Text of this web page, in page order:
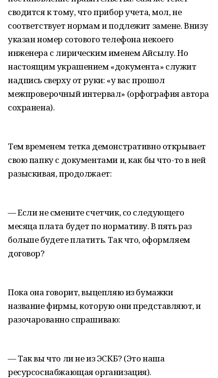
сводится к тому, что прибор учета, мол, не
соответствует нормам и подлежит замене. Внизу
указан номер сотового телефона некоего
инженера с лирическим именем Айсылу. Но
настоящим украшением «документа» служит
надпись сверху от руки: «у вас прошол
межпроверочный интервал» (орфография автора
сохранена).
Тем временем тетка демонстративно открывает
свою папку с документами и, как бы что-то в ней
разыскивая, продолжает:
— Если не смените счетчик, со следующего
месяца плата будет по нормативу. В пять раз
больше будете платить. Так что, оформляем
договор?
Пока она говорит, выцепляю из бумажки
название фирмы, которую они представляют, и
разочарованно спрашиваю:
— Так вы что ли не из ЭСКБ? (Это наша
ресурсоснабжающая организация).